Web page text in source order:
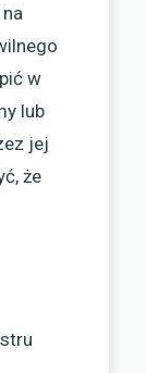
w
lub
jej
że